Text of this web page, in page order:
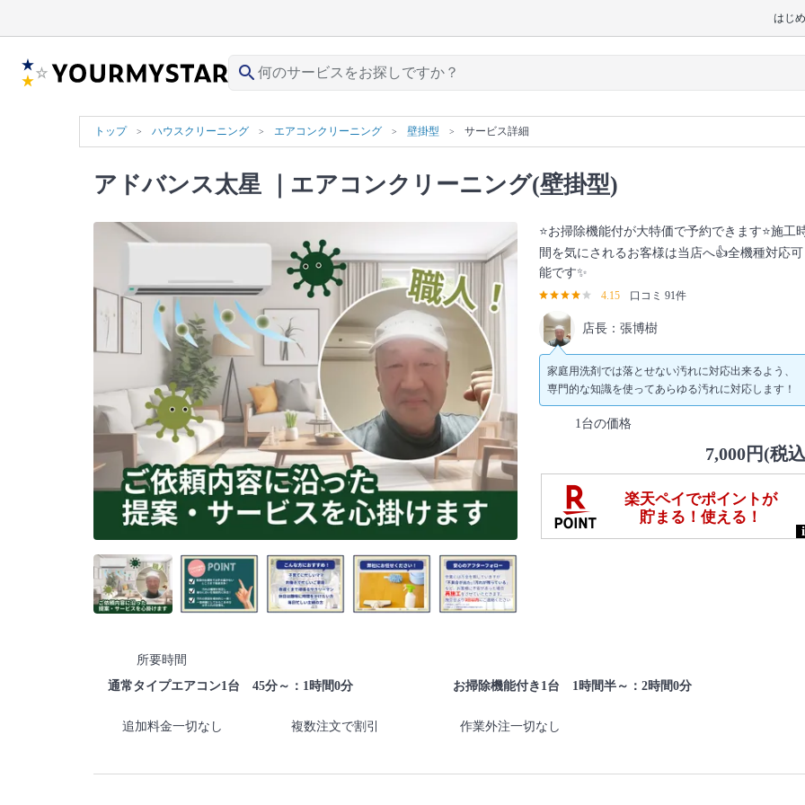
はじ
search
トップ ハウスクリーニング エアコンクリーニング 壁掛型 サービス詳細
アドバンス太星 ｜エアコンクリーニング(壁掛型)
⭐お掃除機能付が大特価で予約できます⭐施工
間を気にされるお客様は当店へ👍全機種対応可
能です✨
4.15 口コミ 91件
店長：張博樹
家庭用洗剤では落とせない汚れに対応出来るよう、
専門的な知識を使ってあらゆる汚れに対応します！
1台の価格
7,000円(税
所要時間
通常タイプエアコン1台 45分～：1時間0分
お掃除機能付き1台 1時間半～：2時間0分
追加料金一切なし 複数注文で割引 作業外注一切なし